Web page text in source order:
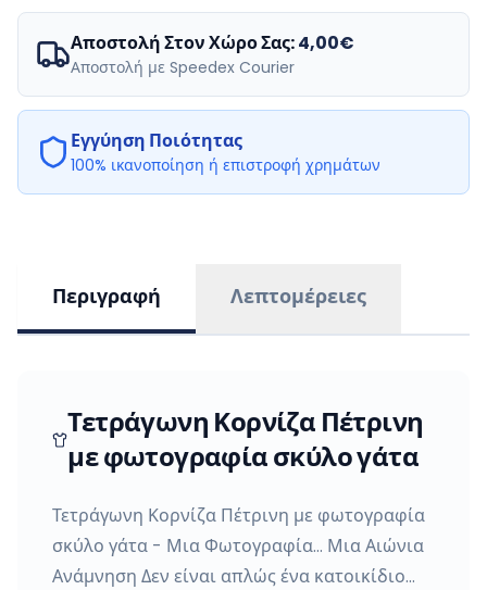
Αποστολή Στον Χώρο Σας:4,00€
Αποστολή με Speedex Courier
Εγγύηση Ποιότητας
100% ικανοποίηση ή επιστροφή χρημάτων
Περιγραφή Λεπτομέρειες
Τετράγωνη Κορνίζα Πέτρινη
με φωτογραφία σκύλο γάτα
Τετράγωνη Κορνίζα Πέτρινη με φωτογραφία
σκύλο γάτα - Μια Φωτογραφία… Μια Αιώνια
Ανάμνηση Δεν είναι απλώς ένα κατοικίδιο…